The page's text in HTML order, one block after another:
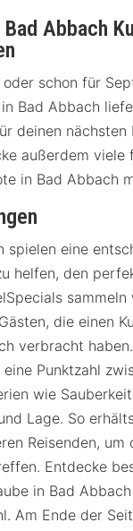
Abbach
schon für
Bad Abbach
deinen nächsten
außerdem viele
in Bad Abbach
spielen eine
helfen, den
die einen
verbracht
Punktzahl
wie
Lage. So
Reisenden, um
Entdecke
in Bad
Am Ende der